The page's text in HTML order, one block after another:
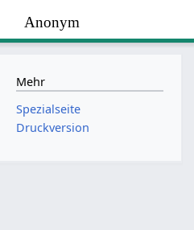
Anonym
Mehr
Spezialseite
Druckversion